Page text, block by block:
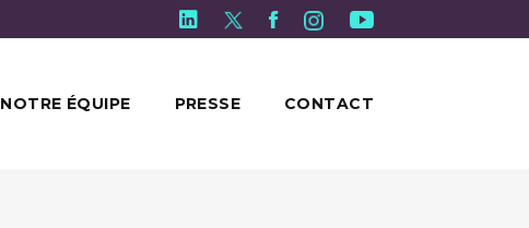
NOTRE ÉQUIPE PRESSE CONTACT